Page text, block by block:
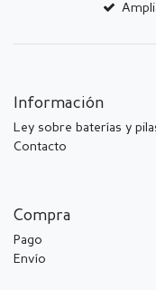
Información
Ley sobre baterías y
Contacto
Compra
Pago
Envío